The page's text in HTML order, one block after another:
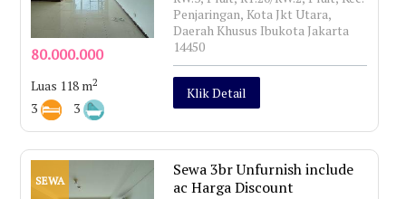
80.000.000
Luas 118 m2
3 3
Penjaringan, Kota Jkt Utara,
Daerah Khusus Ibukota Jakarta
14450
Klik Detail
SEWA
Sewa 3br Unfurnish include
ac Harga Discount